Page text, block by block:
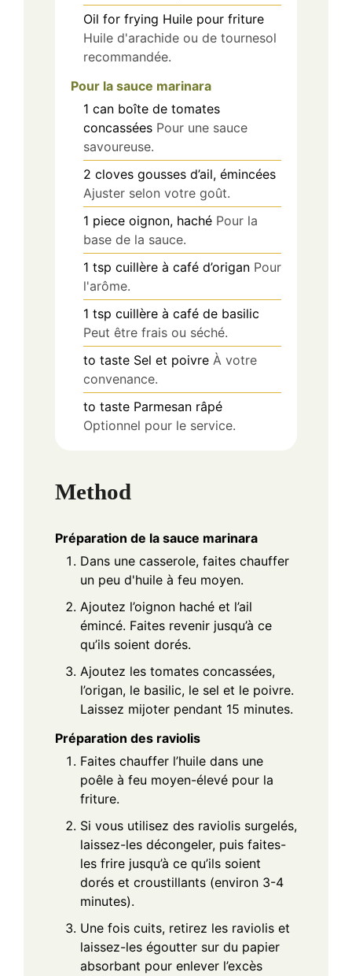
Oil for frying Huile pour friture
Huile d'arachide ou de tournesol
recommandée.
Pour la sauce marinara
1 can boîte de tomates
concassées Pour une sauce
savoureuse.
2 cloves gousses d’ail, émincées
Ajuster selon votre goût.
1 piece oignon, haché Pour la
base de la sauce.
1 tsp cuillère à café d’origan Pour
l'arôme.
1 tsp cuillère à café de basilic
Peut être frais ou séché.
to taste Sel et poivre À votre
convenance.
to taste Parmesan râpé
Optionnel pour le service.
Method
Préparation de la sauce marinara
Dans une casserole, faites chauffer
un peu d'huile à feu moyen.
Ajoutez l’oignon haché et l’ail
émincé. Faites revenir jusqu’à ce
qu’ils soient dorés.
Ajoutez les tomates concassées,
l’origan, le basilic, le sel et le poivre.
Laissez mijoter pendant 15 minutes.
Préparation des raviolis
Faites chauffer l’huile dans une
poêle à feu moyen-élevé pour la
friture.
Si vous utilisez des raviolis surgelés,
laissez-les décongeler, puis faites-
les frire jusqu’à ce qu’ils soient
dorés et croustillants (environ 3-4
minutes).
Une fois cuits, retirez les raviolis et
laissez-les égoutter sur du papier
absorbant pour enlever l’excès